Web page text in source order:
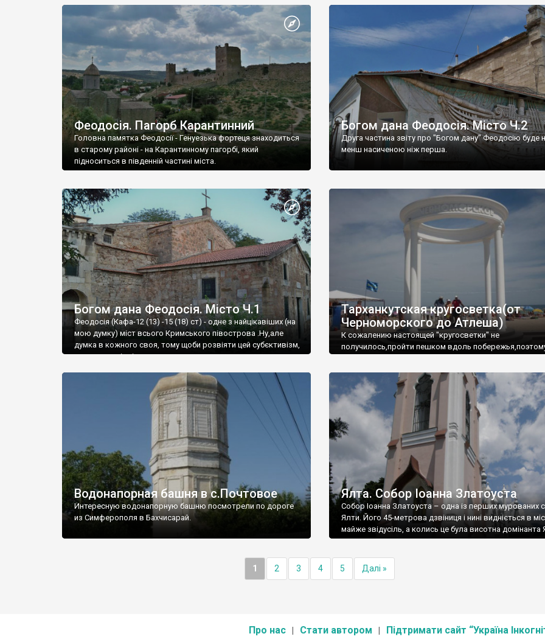
Феодосія. Пагорб Карантинний
Головна памятка Феодосії - Генуезька фортеця знаходиться
в старому районі - на Карантинному пагорбі, який
підноситься в південній частині міста.
Богом дана Феодосія. Місто Ч.2
Друга частина звіту про "Богом дану" Феодосію буде
менш насиченою ніж перша.
Богом дана Феодосія. Місто Ч.1
Феодосія (Кафа-12 (13) -15 (18) ст) - одне з найцікавіших (на
мою думку) міст всього Кримського півострова .Ну,але
думка в кожного своя, тому щоби розвіяти цей субєктивізм,
запрошую відвідати це
Тарханкутская кругосветка(от
Черноморского до Атлеша)
К сожалению настоящей "кругосветки" не
получилось,пройти пешком вдоль
Водонапорная башня в с.Почтовое
Интересную водонапорную башню посмотрели по дороге
из Симферополя в Бахчисарай.
Ялта. Собор Іоанна Златоуста
Собор Іоанна Златоуста – одна із перших мурованих
Ялти. Його 45-метрова дзвіниця і нині видніється в
майже звідусіль, а колись це була висотна домінанта
1 2 3 4 5 Далі »
Про нас Стати автором Підтримати сайт “Україна